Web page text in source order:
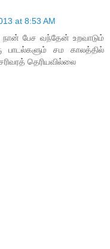
at 8:53 AM
நான் பேச வந்தேன் உறவாடும்
சம காலத்தில்
தெரியவில்லை